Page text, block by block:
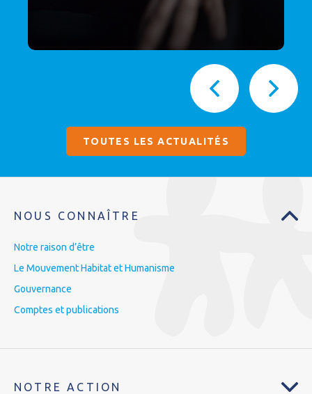
TOUTES LES ACTUALITÉS
NOUS CONNAÎTRE
Notre raison d’être
Le Mouvement Habitat et Humanisme
Gouvernance
Comptes et publications
NOTRE ACTION